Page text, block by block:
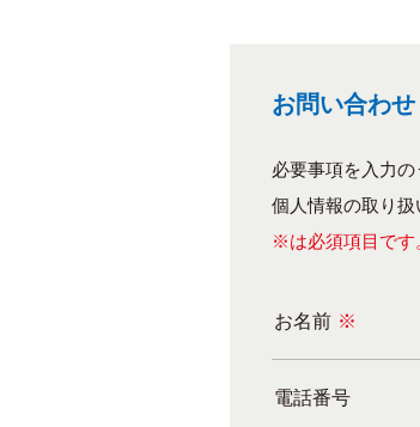
お問い合わせ
必要事項を入力の
個人情報の取り
※は必須項目です
お名前 ※
電話番号